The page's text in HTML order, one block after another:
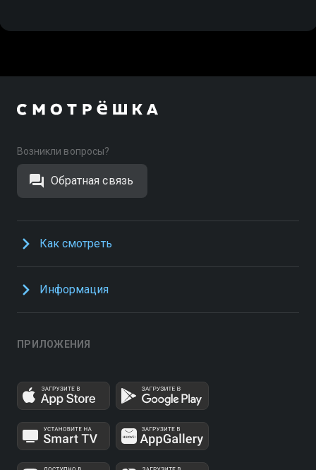
Возникли вопросы?
Обратная связь
Как смотреть
Информация
ПРИЛОЖЕНИЯ